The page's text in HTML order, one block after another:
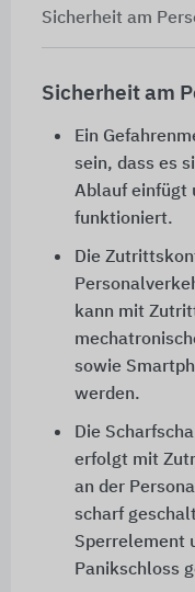
Sicherheit am
Sicherheit am
Ein
sein, dass es
Ablauf einfügt
funktioniert.
Die
kann mit
sowie
werden.
Die
erfolgt mit
an der
scharf
Sperrelement
Panikschloss